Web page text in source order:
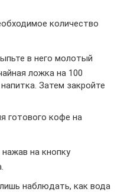
количество
в него молотый
ложка на 100
Затем закройте
готового кофе на
на кнопку
наблюдать, как вода